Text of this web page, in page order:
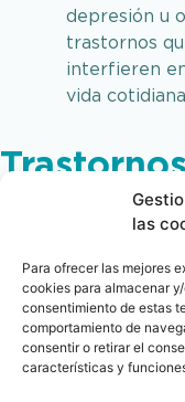
las
Para ofrecer las mejores
cookies para almacenar
consentimiento de estas
comportamiento de
consentir o retirar el
características y
depresión u
trastornos
interfieren
vida
habituales
A continuación, se
Duelo
Proceso natural
Cuando se